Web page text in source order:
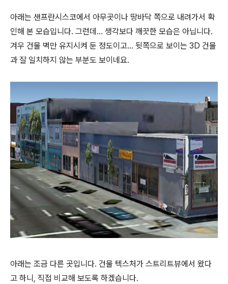
아래는 샌프란시스코에서 아무곳이나 땅바닥 쪽으로 내려가서 확
인해 본 모습입니다. 그런데... 생각보다 깨끗한 모습은 아닙니다.
겨우 건물 벽만 유지시켜 둔 정도이고... 뒷쪽으로 보이는 3D 건물
과 잘 일치하지 않는 부분도 보이네요.
아래는 조금 다른 곳입니다. 건물 텍스처가 스트리트뷰에서 왔다
고 하니, 직접 비교해 보도록 하겠습니다.